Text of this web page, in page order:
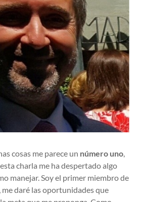
cosas me parece un número uno,
charla me ha despertado algo
manejar. Soy el primer miembro de
daré las oportunidades que